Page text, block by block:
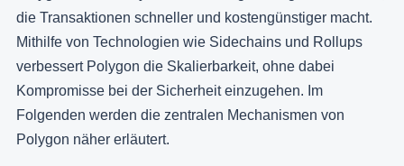
die Transaktionen schneller und kostengünstiger macht.
Mithilfe von Technologien wie Sidechains und Rollups
verbessert Polygon die Skalierbarkeit, ohne dabei
Kompromisse bei der Sicherheit einzugehen. Im
Folgenden werden die zentralen Mechanismen von
Polygon näher erläutert.